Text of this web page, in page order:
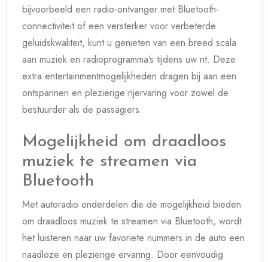
bijvoorbeeld een radio-ontvanger met Bluetooth-
connectiviteit of een versterker voor verbeterde
geluidskwaliteit, kunt u genieten van een breed scala
aan muziek en radioprogramma’s tijdens uw rit. Deze
extra entertainmentmogelijkheden dragen bij aan een
ontspannen en plezierige rijervaring voor zowel de
bestuurder als de passagiers.
Mogelijkheid om draadloos
muziek te streamen via
Bluetooth
Met autoradio onderdelen die de mogelijkheid bieden
om draadloos muziek te streamen via Bluetooth, wordt
het luisteren naar uw favoriete nummers in de auto een
naadloze en plezierige ervaring. Door eenvoudig